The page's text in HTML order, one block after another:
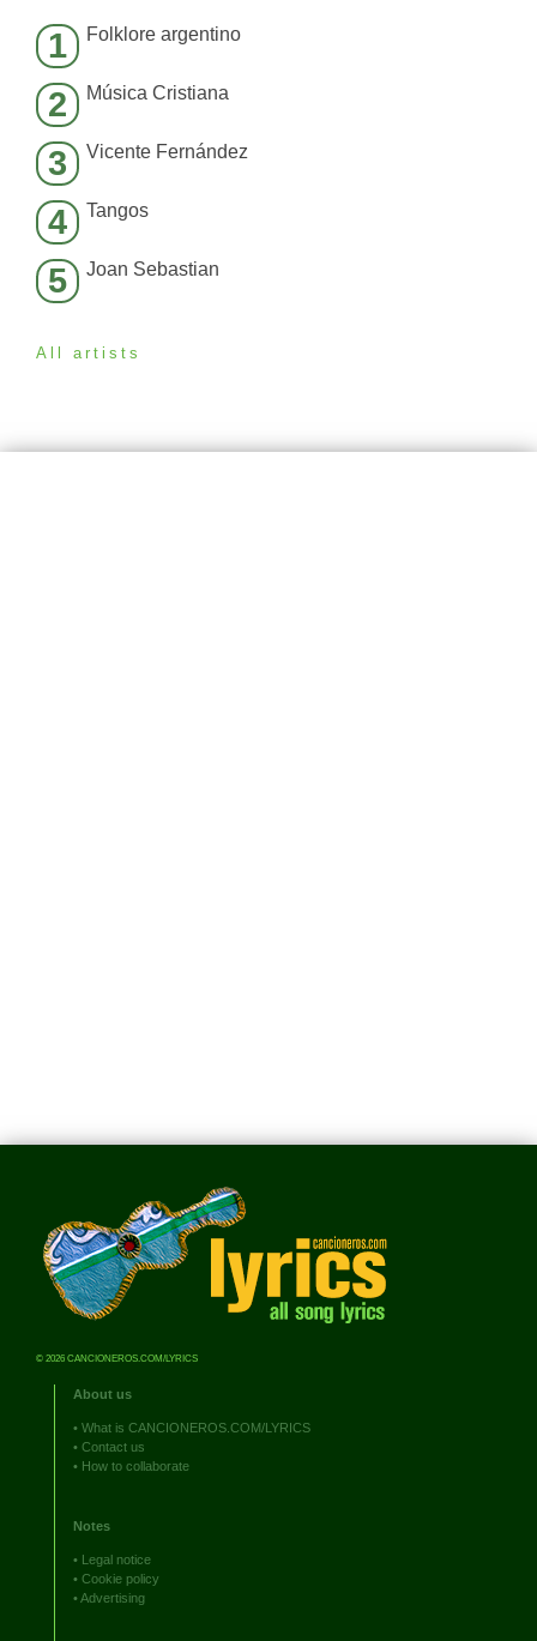
1 Folklore argentino
2 Música Cristiana
3 Vicente Fernández
4 Tangos
5 Joan Sebastian
All artists
© 2026 CANCIONEROS.COM/LYRICS
About us
• What is CANCIONEROS.COM/LYRICS
• Contact us
• How to collaborate
Notes
• Legal notice
• Cookie policy
•Advertising